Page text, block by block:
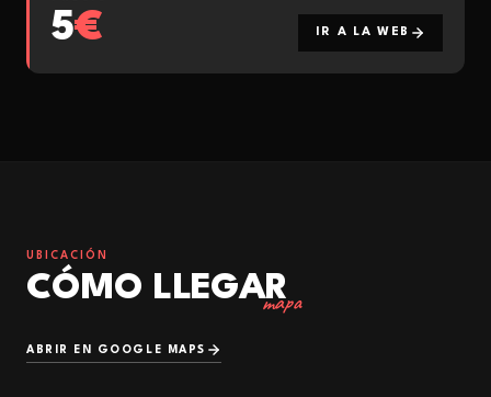
5€ IR A LA WEB
UBICACIÓN
CÓMO LLEGAR
mapa
ABRIR EN GOOGLE MAPS